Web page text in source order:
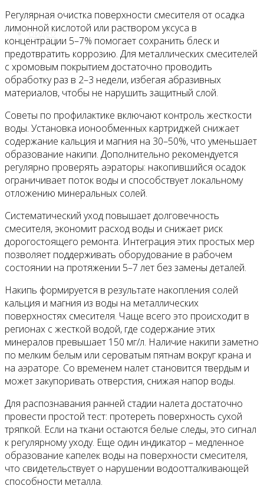
Видео
Регулярная очистка поверхности смесителя от осадка
лимонной кислотой или раствором уксуса в
концентрации 5–7% помогает сохранить блеск и
предотвратить коррозию. Для металлических смесителей
с хромовым покрытием достаточно проводить
обработку раз в 2–3 недели, избегая абразивных
материалов, чтобы не нарушить защитный слой.
Советы по профилактике включают контроль жесткости
воды. Установка ионообменных картриджей снижает
содержание кальция и магния на 30–50%, что уменьшает
образование накипи. Дополнительно рекомендуется
регулярно проверять аэраторы: накопившийся осадок
ограничивает поток воды и способствует локальному
отложению минеральных солей.
Систематический уход повышает долговечность
смесителя, экономит расход воды и снижает риск
дорогостоящего ремонта. Интеграция этих простых мер
позволяет поддерживать оборудование в рабочем
состоянии на протяжении 5–7 лет без замены деталей.
Накипь формируется в результате накопления солей
кальция и магния из воды на металлических
поверхностях смесителя. Чаще всего это происходит в
регионах с жесткой водой, где содержание этих
минералов превышает 150 мг/л. Наличие накипи заметно
по мелким белым или сероватым пятнам вокруг крана и
на аэраторе. Со временем налет становится твердым и
может закупоривать отверстия, снижая напор воды.
Для распознавания ранней стадии налета достаточно
провести простой тест: протереть поверхность сухой
тряпкой. Если на ткани остаются белые следы, это сигнал
к регулярному уходу. Еще один индикатор – медленное
образование капелек воды на поверхности смесителя,
что свидетельствует о нарушении водоотталкивающей
способности металла.